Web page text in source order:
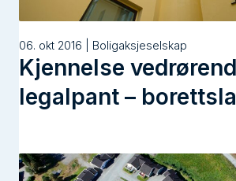
06. okt 2016 | Boligaksjeselskap
Kjennelse
legalpant –